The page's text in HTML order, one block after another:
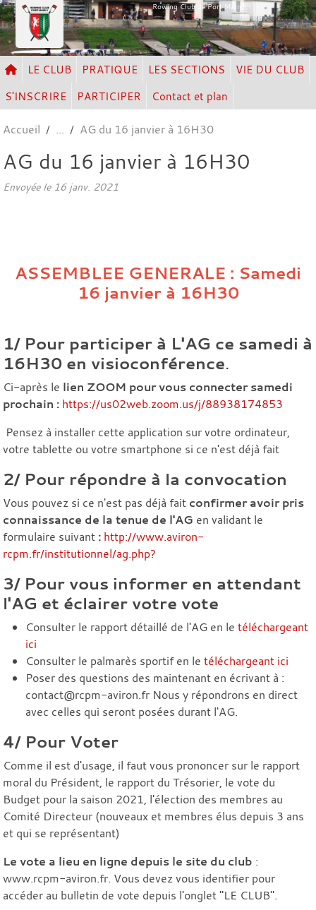
Rowing Club de Port Marly
LE CLUB PRATIQUE LES SECTIONS
VIE DU CLUB
S'INSCRIRE
PARTICIPER Contact et plan
Accueil AG du 16 janvier à 16H30
AG du 16 janvier à 16H30
Envoyée le 16 janv. 2021
ASSEMBLEE GENERALE : Samedi
16 janvier à 16H30
1/ Pour participer à L'AG ce samedi à
16H30 en visioconférence.
Ci-après le lien ZOOM pour vous connecter samedi
prochain : https://us02web.zoom.us/j/88938174853
Pensez à installer cette application sur votre ordinateur,
votre tablette ou votre smartphone si ce n'est déjà fait
2/ Pour répondre à la convocation
Vous pouvez si ce n'est pas déjà fait confirmer avoir pris
connaissance de la tenue de l'AG en validant le
formulaire suivant : http://www.aviron-
rcpm.fr/institutionnel/ag.php?
3/ Pour vous informer en attendant
l'AG et éclairer votre vote
Consulter le rapport détaillé de l'AG en le téléchargeant
ici
Consulter le palmarès sportif en le téléchargeant ici
Poser des questions des maintenant en écrivant à :
contact@rcpm-aviron.fr Nous y répondrons en direct
avec celles qui seront posées durant l'AG.
4/ Pour Voter
Comme il est d'usage, il faut vous prononcer sur le rapport
moral du Président, le rapport du Trésorier, le vote du
Budget pour la saison 2021, l'élection des membres au
Comité Directeur (nouveaux et membres élus depuis 3 ans
et qui se représentant)
Le vote a lieu en ligne depuis le site du club :
www.rcpm-aviron.fr. Vous devez vous identifier pour
accéder au bulletin de vote depuis l'onglet "LE CLUB".
Panneau de gestion des cookies